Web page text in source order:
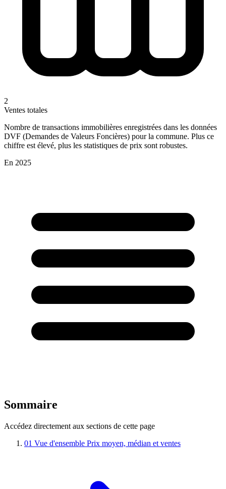
2
Ventes totales
Nombre de transactions immobilières enregistrées dans les données
DVF (Demandes de Valeurs Foncières) pour la commune. Plus ce
chiffre est élevé, plus les statistiques de prix sont robustes.
En 2025
Sommaire
Accédez directement aux sections de cette page
01 Vue d'ensemble Prix moyen, médian et ventes